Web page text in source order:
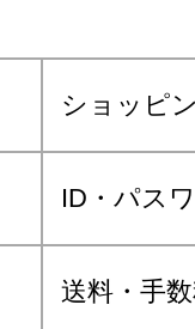
ショッピ
ID・パス
送料・手